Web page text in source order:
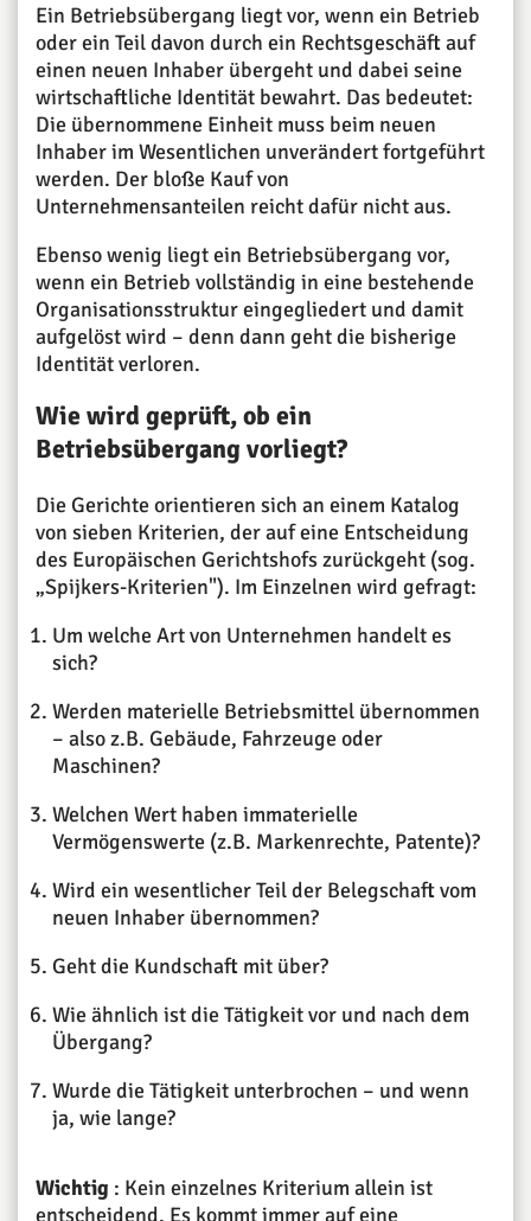
Ein Betriebsübergang liegt vor, wenn ein Betrieb
oder ein Teil davon durch ein Rechtsgeschäft auf
einen neuen Inhaber übergeht und dabei seine
wirtschaftliche Identität bewahrt. Das bedeutet:
Die übernommene Einheit muss beim neuen
Inhaber im Wesentlichen unverändert fortgeführt
werden. Der bloße Kauf von
Unternehmensanteilen reicht dafür nicht aus.
Ebenso wenig liegt ein Betriebsübergang vor,
wenn ein Betrieb vollständig in eine bestehende
Organisationsstruktur eingegliedert und damit
aufgelöst wird – denn dann geht die bisherige
Identität verloren.
Wie wird geprüft, ob ein
Betriebsübergang vorliegt?
Die Gerichte orientieren sich an einem Katalog
von sieben Kriterien, der auf eine Entscheidung
des Europäischen Gerichtshofs zurückgeht (sog.
„Spijkers-Kriterien"). Im Einzelnen wird gefragt:
Um welche Art von Unternehmen handelt es
sich?
Werden materielle Betriebsmittel übernommen
– also z.B. Gebäude, Fahrzeuge oder
Maschinen?
Welchen Wert haben immaterielle
Vermögenswerte (z.B. Markenrechte, Patente)?
Wird ein wesentlicher Teil der Belegschaft vom
neuen Inhaber übernommen?
Geht die Kundschaft mit über?
Wie ähnlich ist die Tätigkeit vor und nach dem
Übergang?
Wurde die Tätigkeit unterbrochen – und wenn
ja, wie lange?
Wichtig : Kein einzelnes Kriterium allein ist
entscheidend. Es kommt immer auf eine